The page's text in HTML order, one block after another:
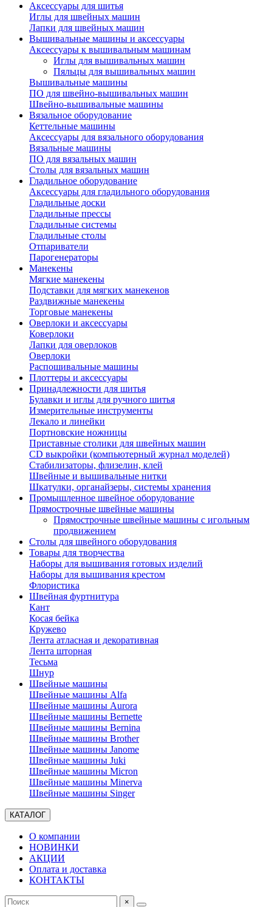
Аксессуары для шитья
Иглы для швейных машин
Лапки для швейных машин
Вышивальные машины и аксессуары
Аксессуары к вышивальным машинам
Иглы для вышивальных машин
Пяльцы для вышивальных машин
Вышивальные машины
ПО для швейно-вышивальных машин
Швейно-вышивальные машины
Вязальное оборудование
Кеттельные машины
Аксессуары для вязального оборудования
Вязальные машины
ПО для вязальных машин
Столы для вязальных машин
Гладильное оборудование
Аксессуары для гладильного оборудования
Гладильные доски
Гладильные прессы
Гладильные системы
Гладильные столы
Отпариватели
Парогенераторы
Манекены
Мягкие манекены
Подставки для мягких манекенов
Раздвижные манекены
Торговые манекены
Оверлоки и аксессуары
Коверлоки
Лапки для оверлоков
Оверлоки
Распошивальные машины
Плоттеры и аксессуары
Принадлежности для шитья
Булавки и иглы для ручного шитья
Измерительные инструменты
Лекало и линейки
Портновские ножницы
Приставные столики для швейных машин
СD выкройки (компьютерный журнал моделей)
Стабилизаторы, флизелин, клей
Швейные и вышивальные нитки
Шкатулки, органайзеры, системы хранения
Промышленное швейное оборудование
Прямострочные швейные машины
Прямострочные швейные машины с игольным
продвижением
Столы для швейного оборудования
Товары для творчества
Наборы для вышивания готовых изделий
Наборы для вышивания крестом
Флористика
Швейная фуртнитура
Кант
Косая бейка
Кружево
Лента aтласная и декоративная
Лента шторная
Тесьма
Шнур
Швейные машины
Швейные машины Alfa
Швейные машины Aurora
Швейные машины Bernette
Швейные машины Bernina
Швейные машины Brother
Швейные машины Janome
Швейные машины Juki
Швейные машины Micron
Швейные машины Minerva
Швейные машины Singer
КАТАЛОГ
О компании
НОВИНКИ
АКЦИИ
Оплата и доставка
КОНТАКТЫ
×